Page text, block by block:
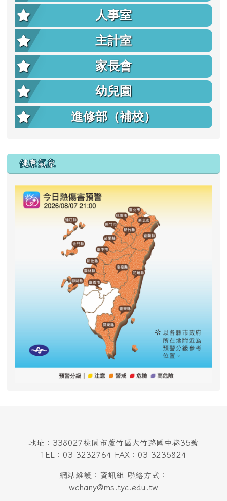
人事室
主計室
家長會
幼兒園
進修部（補校）
右邊區域內容
健康氣象
地址：338027桃園市蘆竹區大竹路國中巷35號
TEL：03-3232764 FAX：03-3235824
網站維護：資訊組 聯絡方式：
wchany@ms.tyc.edu.tw